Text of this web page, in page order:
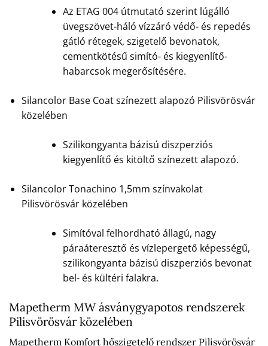
Az ETAG 004 útmutató szerint lúgálló
üvegszövet-háló vízzáró védő- és repedés
gátló rétegek, szigetelő bevonatok,
cementkötésű simító- és kiegyenlítő-
habarcsok megerősítésére.
Silancolor Base Coat színezett alapozó Pilisvörösvár
közelében
Szilikongyanta bázisú diszperziós
kiegyenlítő és kitöltő színezett alapozó.
Silancolor Tonachino 1,5mm színvakolat
Pilisvörösvár közelében
Simítóval felhordható állagú, nagy
páraáteresztő és vízlepergető képességű,
szilikongyanta bázisú diszperziós bevonat
bel- és kültéri falakra.
Mapetherm MW ásványgyapotos rendszerek
Pilisvörösvár közelében
Mapetherm Komfort hőszigetelő rendszer Pilisvörösvár